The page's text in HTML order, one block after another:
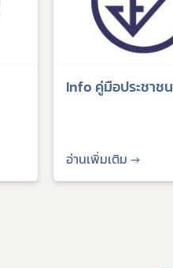
Info คู่มือประชาชน
อ่านเพิ่มเติม →